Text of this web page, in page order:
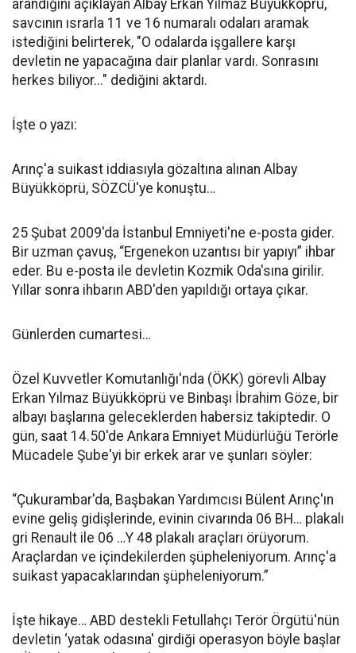
arandığını açıklayan Albay Erkan Yılmaz Büyükköprü,
savcının ısrarla 11 ve 16 numaralı odaları aramak
istediğini belirterek, "O odalarda işgallere karşı
devletin ne yapacağına dair planlar vardı. Sonrasını
herkes biliyor..." dediğini aktardı.
İşte o yazı:
Arınç'a suikast iddiasıyla gözaltına alınan Albay
Büyükköprü, SÖZCÜ'ye konuştu…
25 Şubat 2009'da İstanbul Emniyeti'ne e-posta gider.
Bir uzman çavuş, “Ergenekon uzantısı bir yapıyı” ihbar
eder. Bu e-posta ile devletin Kozmik Oda'sına girilir.
Yıllar sonra ihbarın ABD'den yapıldığı ortaya çıkar.
Günlerden cumartesi…
Özel Kuvvetler Komutanlığı'nda (ÖKK) görevli Albay
Erkan Yılmaz Büyükköprü ve Binbaşı İbrahim Göze, bir
albayı başlarına geleceklerden habersiz takiptedir. O
gün, saat 14.50'de Ankara Emniyet Müdürlüğü Terörle
Mücadele Şube'yi bir erkek arar ve şunları söyler:
“Çukurambar'da, Başbakan Yardımcısı Bülent Arınç'ın
evine geliş gidişlerinde, evinin civarında 06 BH… plakalı
gri Renault ile 06 …Y 48 plakalı araçları örüyorum.
Araçlardan ve içindekilerden şüpheleniyorum. Arınç'a
suikast yapacaklarından şüpheleniyorum.”
İşte hikaye… ABD destekli Fetullahçı Terör Örgütü'nün
devletin ‘yatak odasına' girdiği operasyon böyle başlar